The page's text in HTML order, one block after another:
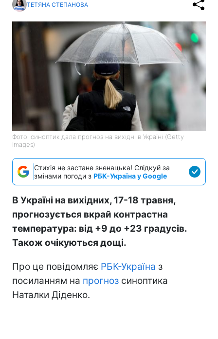
ТЕТЯНА СТЕПАНОВА
Фото: синоптик дала прогноз на вихідні в Україні (Getty
Images)
Стихія не застане зненацька! Слідкуй за
змінами погоди з РБК-Україна у Google
В Україні на вихідних, 17-18 травня,
прогнозується вкрай контрастна
температура: від +9 до +23 градусів.
Також очікуються дощі.
Про це повідомляє РБК-Україна з
посиланням на прогноз синоптика
Наталки Діденко.